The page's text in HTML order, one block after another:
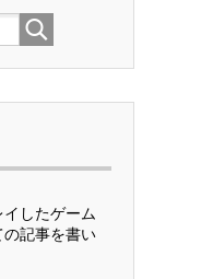
したゲーム
記事を書い